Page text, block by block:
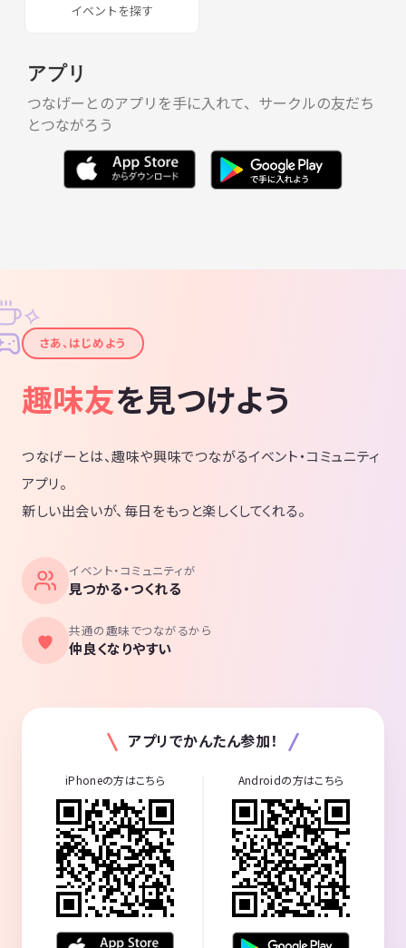
イベントを探す
アプリ
つなげーとのアプリを手に入れて、サークルの友だち
とつながろう
✦
✧
さあ、はじめよう
趣味友を見つけよう
つなげーとは、趣味や興味でつながるイベント・コミュニティ
アプリ。
新しい出会いが、毎日をもっと楽しくしてくれる。
イベント・コミュニティが
見つかる・つくれる
共通の趣味でつながるから
仲良くなりやすい
アプリでかんたん参加！
iPhoneの方はこちら Androidの方はこちら